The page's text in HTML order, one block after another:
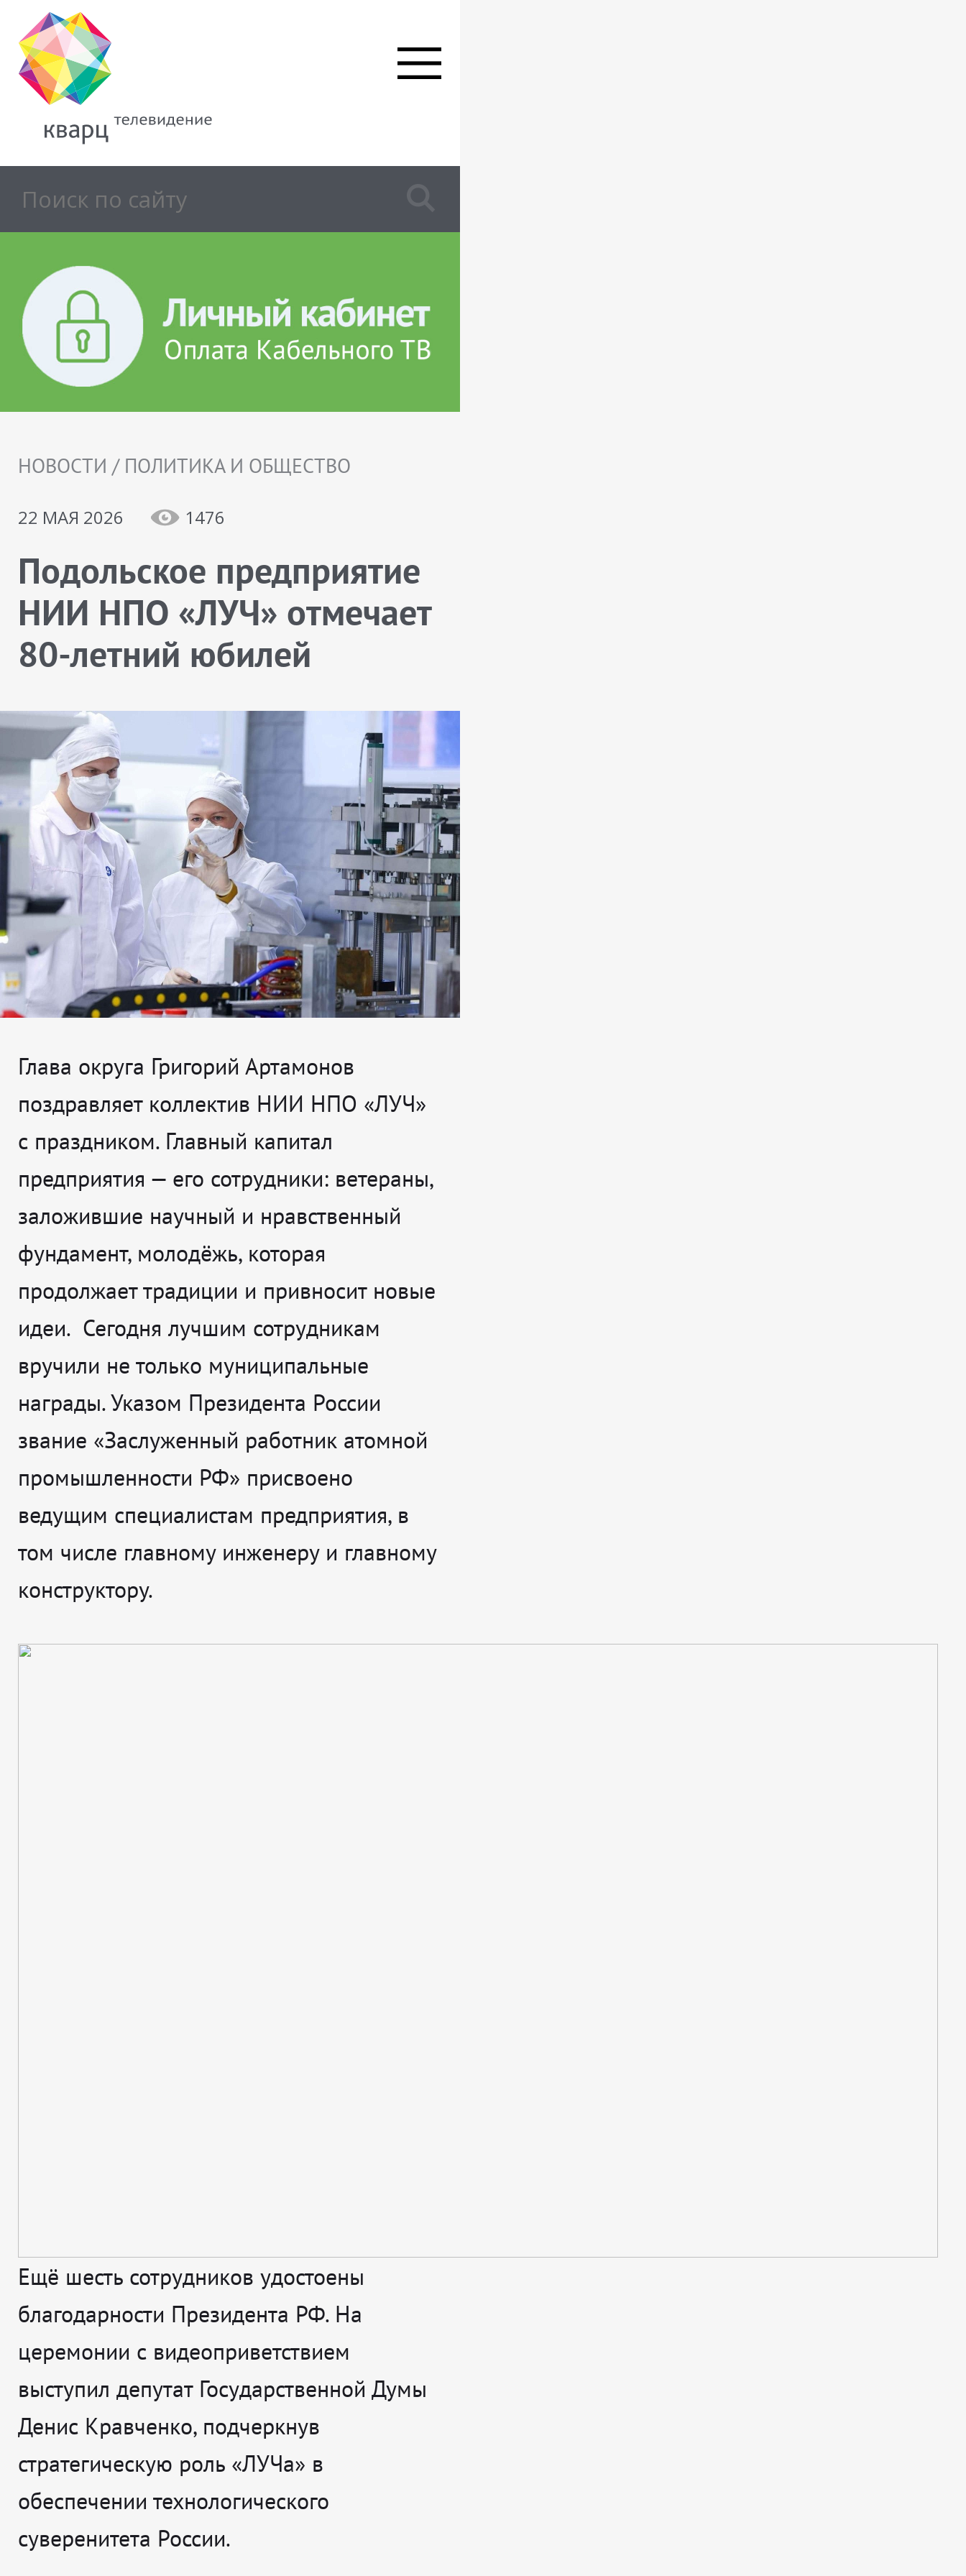
НОВОСТИ / ПОЛИТИКА И ОБЩЕСТВО
22 МАЯ 2026 1476
Подольское предприятие
НИИ НПО «ЛУЧ» отмечает
80-летний юбилей
Глава округа Григорий Артамонов
поздравляет коллектив НИИ НПО «ЛУЧ»
с праздником. Главный капитал
предприятия — его сотрудники: ветераны,
заложившие научный и нравственный
фундамент, молодёжь, которая
продолжает традиции и привносит новые
идеи. Сегодня лучшим сотрудникам
вручили не только муниципальные
награды. Указом Президента России
звание «Заслуженный работник атомной
промышленности РФ» присвоено
ведущим специалистам предприятия, в
том числе главному инженеру и главному
конструктору.
Ещё шесть сотрудников удостоены
благодарности Президента РФ. На
церемонии с видеоприветствием
выступил депутат Государственной Думы
Денис Кравченко, подчеркнув
стратегическую роль «ЛУЧа» в
обеспечении технологического
суверенитета России.